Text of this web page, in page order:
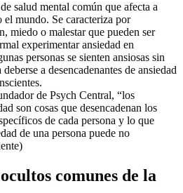
salud mental común que afecta a
el mundo. Se caracteriza por
miedo o malestar que pueden ser
experimentar ansiedad en
personas se sienten ansiosas sin
a desencadenantes de ansiedad
de Psych Central, “los
son cosas que desencadenan los
de cada persona y lo que
de una persona puede no
comunes de la